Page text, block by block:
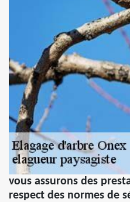
vous assurons des
respect des normes de